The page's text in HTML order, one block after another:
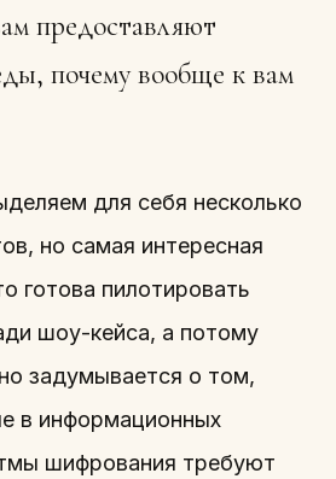
предоставляют
почему вообще к вам
для себя несколько
но самая интересная
готова пилотировать
шоу-кейса, а потому
задумывается о том,
в информационных
шифрования требуют